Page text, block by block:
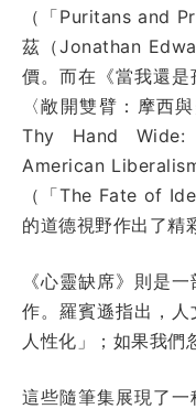
（「Puritans and
茲（Jonathan
價。而在《當我還
〈敞開雙臂：摩西
Thy Hand
American
（「The Fate of
的道德視野作出了精
《心靈缺席》則是
作。羅賓遜指出，
人性化」；如果我們
這些隨筆集展現了一